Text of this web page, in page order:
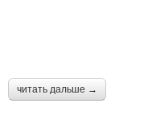
читать дальше →